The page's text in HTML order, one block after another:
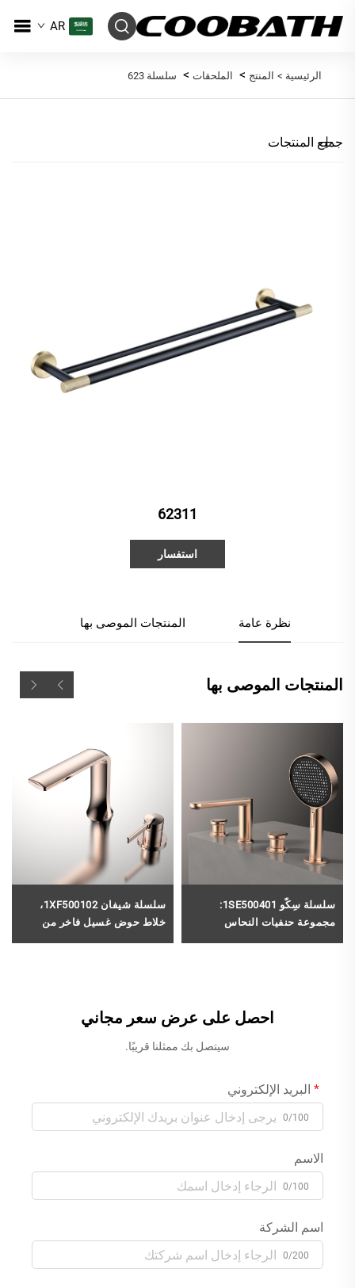
AR
الرئيسية > المنتج > الملحقات> سلسلة 623
جميع المنتجات
62311
استفسار
نظرة عامة المنتجات الموصى بها
المنتجات الموصى بها
سلسلة سِكّو 1SE500401:
مجموعة حنفيات النحاس
سلسلة شيفان 1XF500102،
خلاط حوض غسيل فاخر من
احصل على عرض سعر مجاني
سيتصل بك ممثلنا قريبًا.
البريد الإلكتروني
0/100
الاسم
0/100
اسم الشركة
0/200